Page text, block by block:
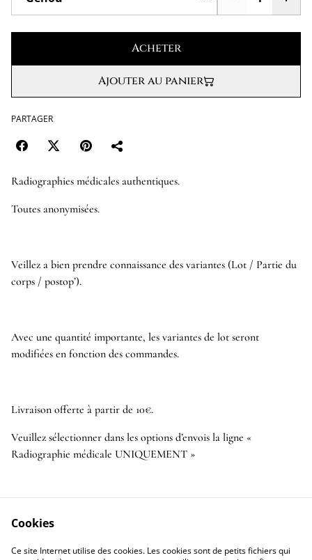
Acheter
Ajouter au panier
PARTAGER
Radiographies médicales authentiques.
Toutes anonymisées.
Veillez a bien prendre connaissance des variantes (Lot / Partie du
corps / postop’).
Avec une quantité importante, les variantes de lot seront
modifiées en fonction des commandes.
Livraison offerte à partir de 10€.
Veuillez sélectionner dans les options d’envois la ligne «
Radiographie médicale UNIQUEMENT »
Politique de
Conditions
Cookies
Ce site Internet utilise des cookies. Les cookies sont de petits fichiers qui